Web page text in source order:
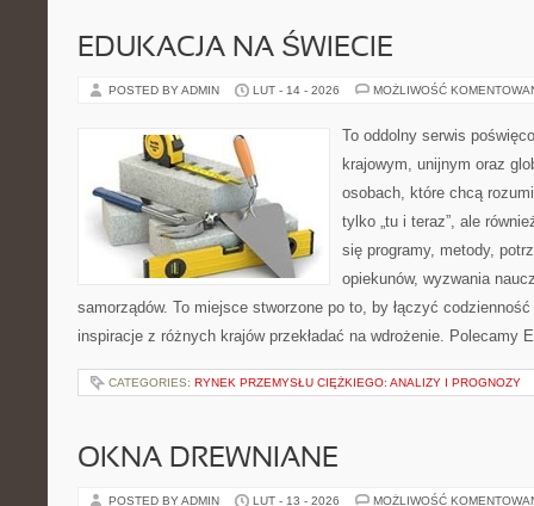
EDUKACJA NA ŚWIECIE
POSTED BY ADMIN LUT - 14 - 2026 MOŻLIWOŚĆ
To oddolny serwis
krajowym, unijnym oraz
osobach, które chcą
tylko „tu i teraz”, ale
się programy, metody,
opiekunów, wyzwania
samorządów. To miejsce stworzone po to, by łączyć
inspiracje z różnych krajów przekładać na wdrożenie. Polecamy
CATEGORIES: RYNEK PRZEMYSŁU CIĘŻKIEGO: ANALIZY I PROGNOZY
OKNA DREWNIANE
POSTED BY ADMIN LUT - 13 - 2026 MOŻLIWOŚĆ